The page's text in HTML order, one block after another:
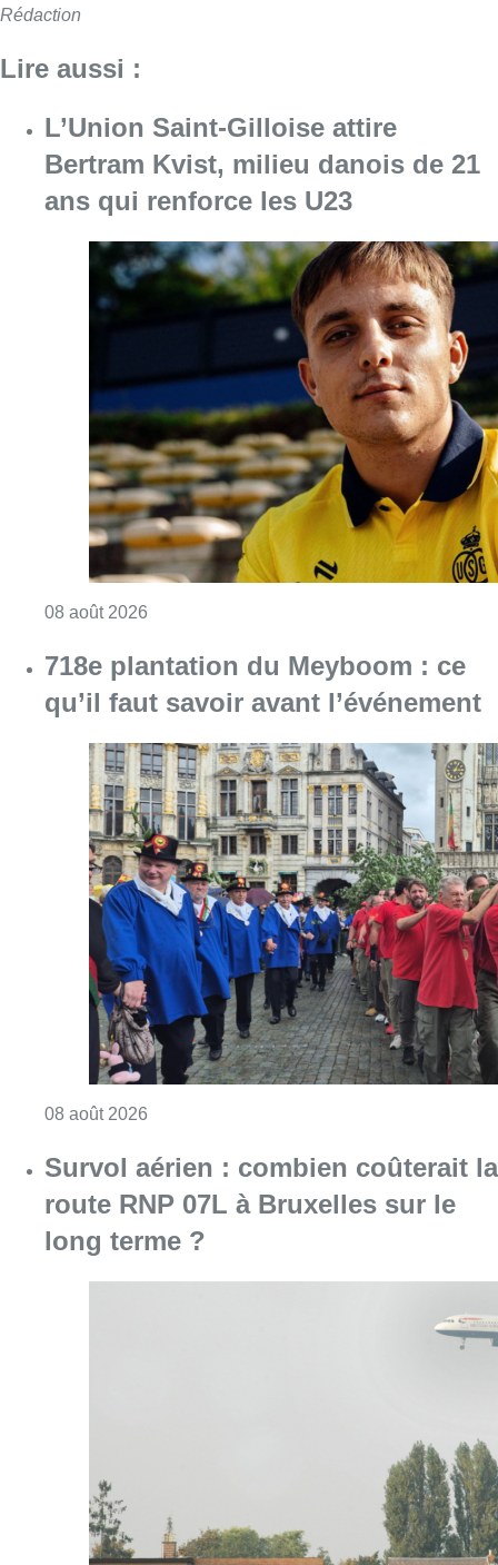
Rédaction
Lire aussi :
L’Union Saint-Gilloise attire
Bertram Kvist, milieu danois de 21
ans qui renforce les U23
08 août 2026
718e plantation du Meyboom : ce
qu’il faut savoir avant l’événement
08 août 2026
Survol aérien : combien coûterait la
route RNP 07L à Bruxelles sur le
long terme ?